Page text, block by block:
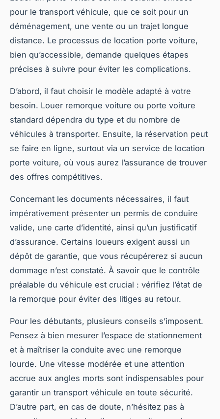
pour le transport véhicule, que ce soit pour un
déménagement, une vente ou un trajet longue
distance. Le processus de location porte voiture,
bien qu’accessible, demande quelques étapes
précises à suivre pour éviter les complications.
D’abord, il faut choisir le modèle adapté à votre
besoin. Louer remorque voiture ou porte voiture
standard dépendra du type et du nombre de
véhicules à transporter. Ensuite, la réservation peut
se faire en ligne, surtout via un service de location
porte voiture, où vous aurez l’assurance de trouver
des offres compétitives.
Concernant les documents nécessaires, il faut
impérativement présenter un permis de conduire
valide, une carte d’identité, ainsi qu’un justificatif
d’assurance. Certains loueurs exigent aussi un
dépôt de garantie, que vous récupérerez si aucun
dommage n’est constaté. À savoir que le contrôle
préalable du véhicule est crucial : vérifiez l’état de
la remorque pour éviter des litiges au retour.
Pour les débutants, plusieurs conseils s’imposent.
Pensez à bien mesurer l’espace de stationnement
et à maîtriser la conduite avec une remorque
lourde. Une vitesse modérée et une attention
accrue aux angles morts sont indispensables pour
garantir un transport véhicule en toute sécurité.
D’autre part, en cas de doute, n’hésitez pas à